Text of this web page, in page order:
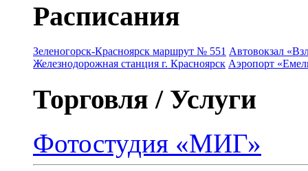
Расписания
Зеленогорск-Красноярск маршрут № 551 Автовокзал
Железнодорожная станция г. Красноярск Аэропорт
Торговля / Услуги
Фотостудия «МИГ»